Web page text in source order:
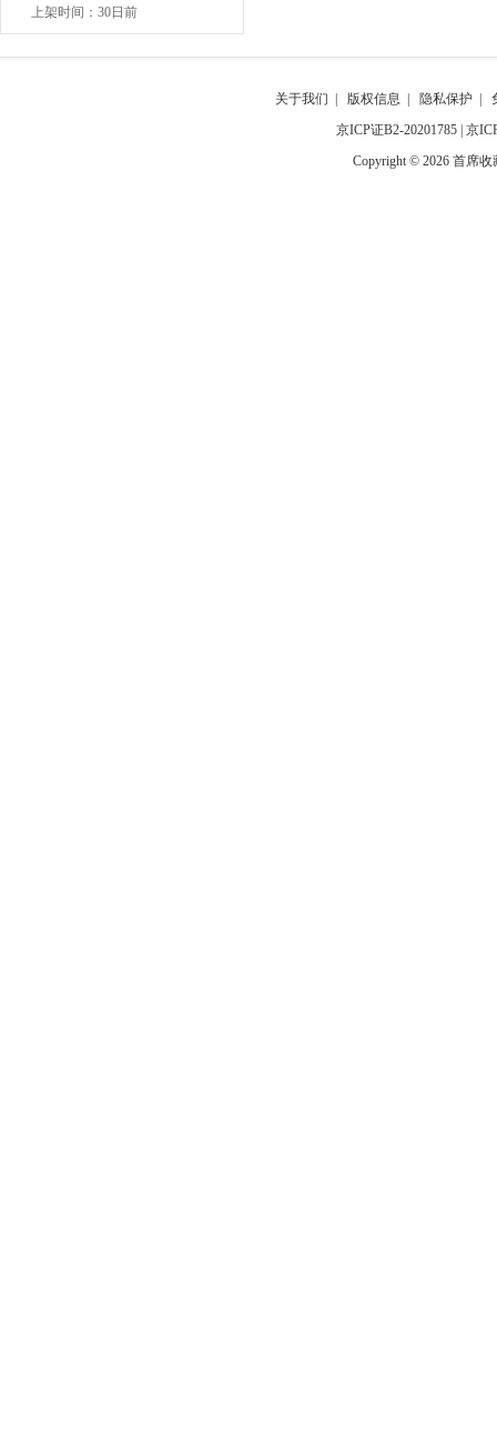
上架时间：30日前
关于我们 版权信息 隐私保护
京ICP证B2-20201785 京
Copyright © 2026 首席收